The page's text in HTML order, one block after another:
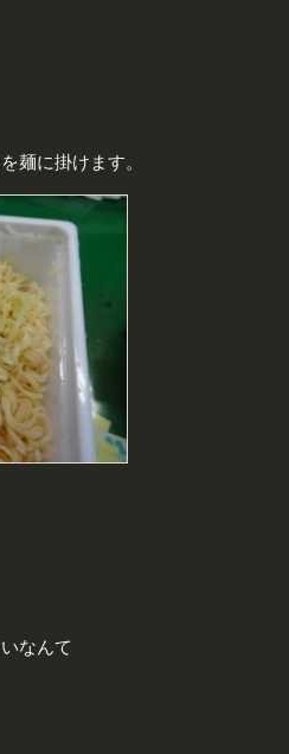
麺に掛けます。
なんて